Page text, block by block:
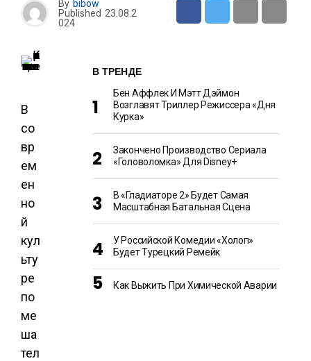
By bibow
Published 23.08.2
024
В
со
вр
ем
ен
но
й
кул
ьту
ре
по
ме
ша
тел
В ТРЕНДЕ
Бен Аффлек И Мэтт Дэймон
Возглавят Триллер Режиссера «Дня
Курка»
Закончено Производство Сериала
«Головоломка» Для Disney+
В «Гладиаторе 2» Будет Самая
Масштабная Батальная Сцена
У Российской Комедии «Холоп»
Будет Турецкий Ремейк
Как Выжить При Химической Аварии